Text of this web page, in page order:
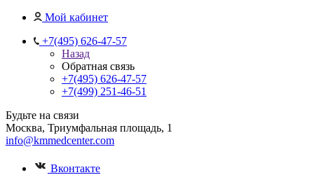
Мой кабинет
+7(495) 626-47-57
Назад
Обратная связь
+7(495) 626-47-57
+7(499) 251-46-51
Будьте на связи
Москва, Триумфальная площадь, 1
info@kmmedcenter.com
Вконтакте